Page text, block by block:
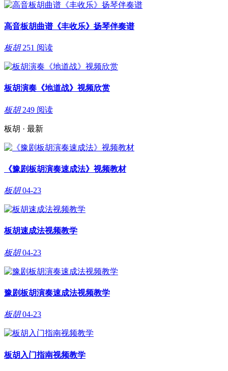
高音板胡曲谱《丰收乐》扬琴伴奏谱
板胡 251 阅读
板胡演奏《地道战》视频欣赏
板胡 249 阅读
板胡 · 最新
《豫剧板胡演奏速成法》视频教材
板胡 04-23
板胡速成法视频教学
板胡 04-23
豫剧板胡演奏速成法视频教学
板胡 04-23
板胡入门指南视频教学